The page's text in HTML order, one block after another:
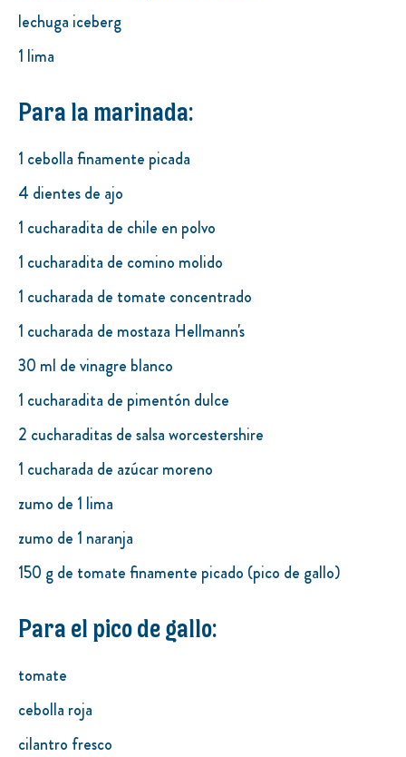
lechuga iceberg
1 lima
Para la marinada:
1 cebolla finamente picada
4 dientes de ajo
1 cucharadita de chile en polvo
1 cucharadita de comino molido
1 cucharada de tomate concentrado
1 cucharada de mostaza Hellmann's
30 ml de vinagre blanco
1 cucharadita de pimentón dulce
2 cucharaditas de salsa worcestershire
1 cucharada de azúcar moreno
zumo de 1 lima
zumo de 1 naranja
150 g de tomate finamente picado (pico de gallo)
Para el pico de gallo:
tomate
cebolla roja
cilantro fresco